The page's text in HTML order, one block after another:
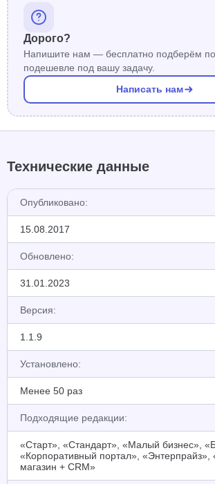
Дорого?
Напишите нам — бесплатно подберём
подешевле под вашу задачу.
Написать нам
Технические данные
Опубликовано:
15.08.2017
Обновлено:
31.01.2023
Версия:
1.1.9
Установлено:
Менее 50 раз
Подходящие редакции:
«Старт», «Стандарт», «Малый бизнес»,
«Корпоративный портал», «Энтерпрайз»,
магазин + CRM»